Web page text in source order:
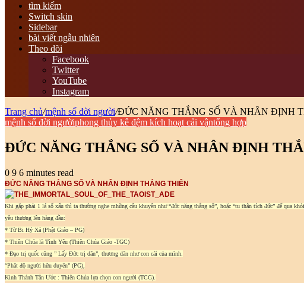
tìm kiếm
Switch skin
Sidebar
bài viết ngẫu nhiên
Theo dõi
Facebook
Twitter
YouTube
Instagram
Trang chủ/mệnh số đời người/ĐỨC NĂNG THẮNG SỐ VÀ NHÂN ĐỊNH
mệnh số đời ngườiphong thủy kê đệm kích hoạt cải vậntổng hợp
ĐỨC NĂNG THẮNG SỐ VÀ NHÂN ĐỊNH
0 9 6 minutes read
ĐỨC NĂNG THẮNG SỐ VÀ NHÂN ĐỊNH THẮNG THIÊN
Khi gặp phải 1 lá số xấu thì ta thường nghe mhững câu khuyên như “đức năng thắng số”, hoặc “tu thân tích đức” để qua
yêu thương lên hàng đầu:
* Từ Bi Hỷ Xả (Phật Giáo – PG)
* Thiên Chúa là Tình Yêu (Thiên Chúa Giáo -TGC)
* Đạo trị quốc cũng ” Lấy Đức trị dân”, thương dân như con cái của mình.
“Phât độ người hữu duyên” (PG),
Kinh Thánh Tân Ước : Thiên Chúa lựa chọn con người (TCG).